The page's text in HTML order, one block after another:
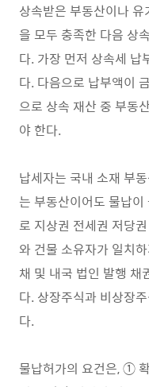
상속받은 부동산이나
을 모두 충족한 다음 상
다. 가장 먼저 상속세
다. 다음으로 납부액이
으로 상속 재산 중 부동
야 한다.
납세자는 국내 소재 부
는 부동산이어도 물납
로 지상권 전세권 저당
와 건물 소유자가 일치
채 및 내국 법인 발행 채
다. 상장주식과 비상장
다.
물납허가의 요건은, ①